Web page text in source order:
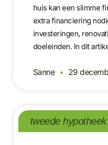
huis kan een slimme
extra financiering
investeringen,
doeleinden. In dit
Sanne 29
tweede hypotheek